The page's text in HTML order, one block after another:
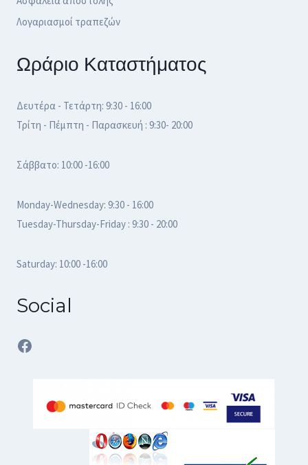
Λογαριασμοί τραπεζών
Ωράριο Καταστήματος
Δευτέρα - Τετάρτη: 9:30 - 16:00
Τρίτη - Πέμπτη - Παρασκευή : 9:30- 20:00
Σάββατο: 10:00 -16:00
Monday-Wednesday: 9:30 - 16:00
Tuesday-Thursday-Friday : 9:30 - 20:00
Saturday: 10:00 -16:00
Social
Facebook